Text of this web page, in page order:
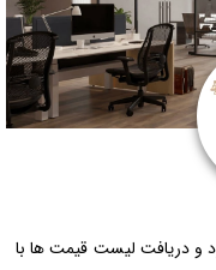
و دریافت لیست قیمت ها با